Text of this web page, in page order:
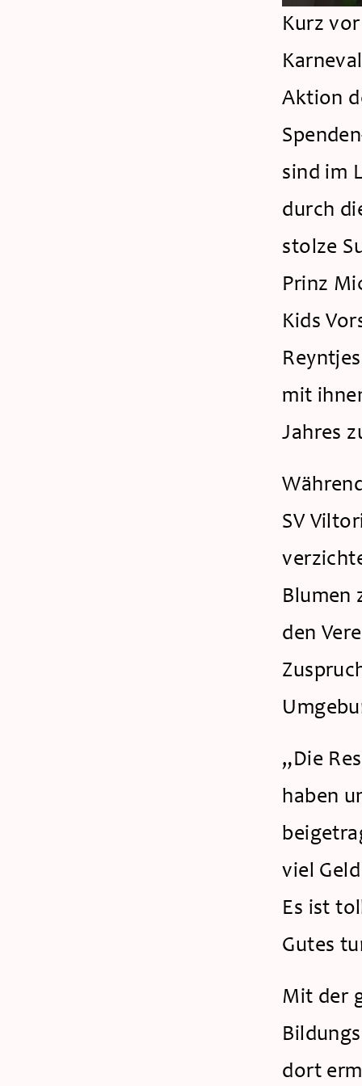
Kurz
Aktion
sind im
durch
stolze
Prinz
Kids
mit
Jahres
SV
Blumen
den
„Die
haben
viel
Es ist
Gutes
Mit der
dort